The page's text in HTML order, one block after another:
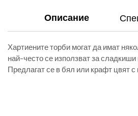
Описание
Хартиените торби могат да имат
най-често се използват за
Предлагат се в бял или крафт цвят с